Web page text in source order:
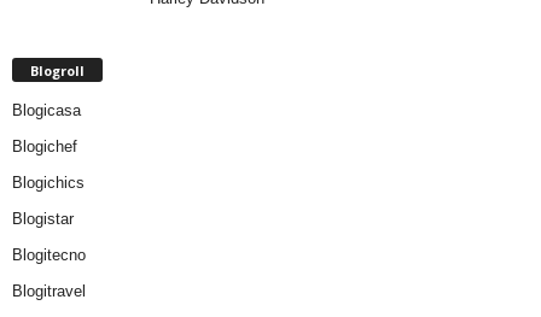
Blogroll
Blogicasa
Blogichef
Blogichics
Blogistar
Blogitecno
Blogitravel